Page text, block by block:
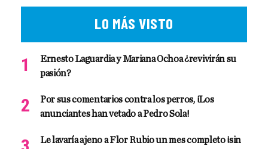
LO MÁS VISTO
Ernesto Laguardia y Mariana Ochoa ¿revivirán su
pasión?
Por sus comentarios contra los perros, ¡Los
anunciantes han vetado a Pedro Sola!
Le lavaría ajeno a Flor Rubio un mes completo ¡sin